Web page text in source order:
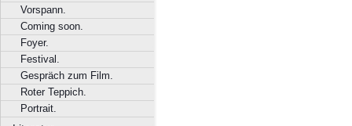
Vorspann.
Coming soon.
Foyer.
Festival.
Gespräch zum Film.
Roter Teppich.
Portrait.